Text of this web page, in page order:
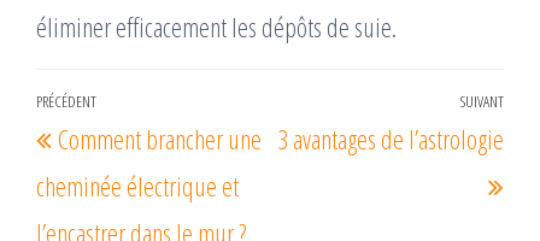
éliminer efficacement les dépôts de suie.
Navigation
de
l’article
Article
précédent
PRÉCÉDENT
Comment brancher une
cheminée électrique et
l’encastrer dans le mur ?
SUIVANT
3 avantages de l’astrologie